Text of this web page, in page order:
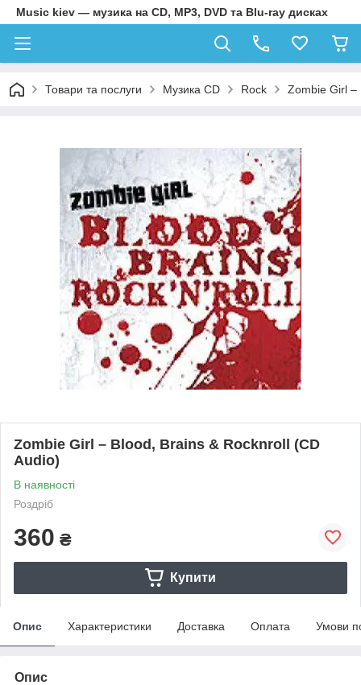
Music kiev — музика на CD, MP3, DVD та Blu-ray дисках
Товари та послуги Музика CD Rock Zombie Girl –
Zombie Girl – Blood, Brains & Rocknroll (CD
Audio)
В наявності
Роздріб
360 ₴
Купити
Опис Характеристики Доставка Оплата Умови
Опис